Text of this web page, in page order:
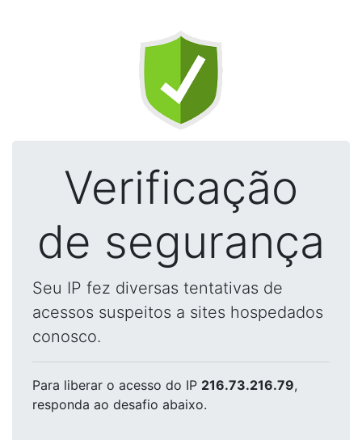
Verificação
de segurança
Seu IP fez diversas tentativas de
acessos suspeitos a sites hospedados
conosco.
Para liberar o acesso do IP 216.73.216.79,
responda ao desafio abaixo.